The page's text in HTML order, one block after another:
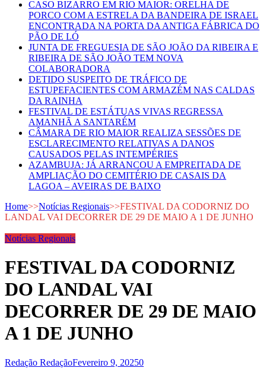
CASO BIZARRO EM RIO MAIOR: ORELHA DE
PORCO COM A ESTRELA DA BANDEIRA DE ISRAEL
ENCONTRADA NA PORTA DA ANTIGA FÁBRICA DO
PÃO DE LÓ
JUNTA DE FREGUESIA DE SÃO JOÃO DA RIBEIRA E
RIBEIRA DE SÃO JOÃO TEM NOVA
COLABORADORA
DETIDO SUSPEITO DE TRÁFICO DE
ESTUPEFACIENTES COM ARMAZÉM NAS CALDAS
DA RAINHA
FESTIVAL DE ESTÁTUAS VIVAS REGRESSA
AMANHÃ A SANTARÉM
CÂMARA DE RIO MAIOR REALIZA SESSÕES DE
ESCLARECIMENTO RELATIVAS A DANOS
CAUSADOS PELAS INTEMPÉRIES
AZAMBUJA: JÁ ARRANCOU A EMPREITADA DE
AMPLIAÇÃO DO CEMITÉRIO DE CASAIS DA
LAGOA – AVEIRAS DE BAIXO
Home>>Notícias Regionais>>FESTIVAL DA CODORNIZ DO
LANDAL VAI DECORRER DE 29 DE MAIO A 1 DE JUNHO
Notícias Regionais
FESTIVAL DA CODORNIZ
DO LANDAL VAI
DECORRER DE 29 DE MAIO
A 1 DE JUNHO
Redação RedaçãoFevereiro 9, 20250